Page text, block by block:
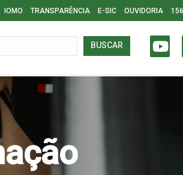
IOMO TRANSPARÊNCIA E-SIC OUVIDORIA 156
BUSCAR